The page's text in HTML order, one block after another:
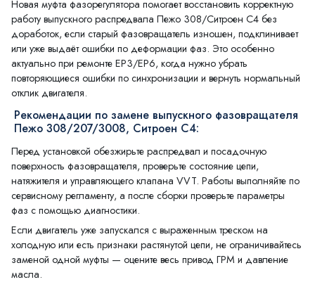
Новая муфта фазорегулятора помогает восстановить корректную
работу выпускного распредвала Пежо 308/Ситроен С4 без
доработок, если старый фазовращатель изношен, подклинивает
или уже выдаёт ошибки по деформации фаз. Это особенно
актуально при ремонте EP3/EP6, когда нужно убрать
повторяющиеся ошибки по синхронизации и вернуть нормальный
отклик двигателя.
Рекомендации по замене выпускного фазовращателя
Пежо 308/207/3008, Ситроен С4:
Перед установкой обезжирьте распредвал и посадочную
поверхность фазовращателя, проверьте состояние цепи,
натяжителя и управляющего клапана VVT. Работы выполняйте по
сервисному регламенту, а после сборки проверьте параметры
фаз с помощью диагностики.
Если двигатель уже запускался с выраженным треском на
холодную или есть признаки растянутой цепи, не ограничивайтесь
заменой одной муфты — оцените весь привод ГРМ и давление
масла.